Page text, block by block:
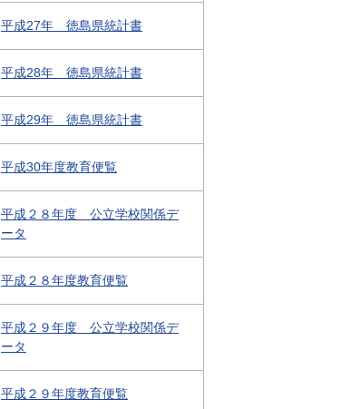
平成27年 徳島県統計書
平成28年 徳島県統計書
平成29年 徳島県統計書
平成30年度教育便覧
平成２８年度 公立学校関係デ
ータ
平成２８年度教育便覧
平成２９年度 公立学校関係デ
ータ
平成２９年度教育便覧